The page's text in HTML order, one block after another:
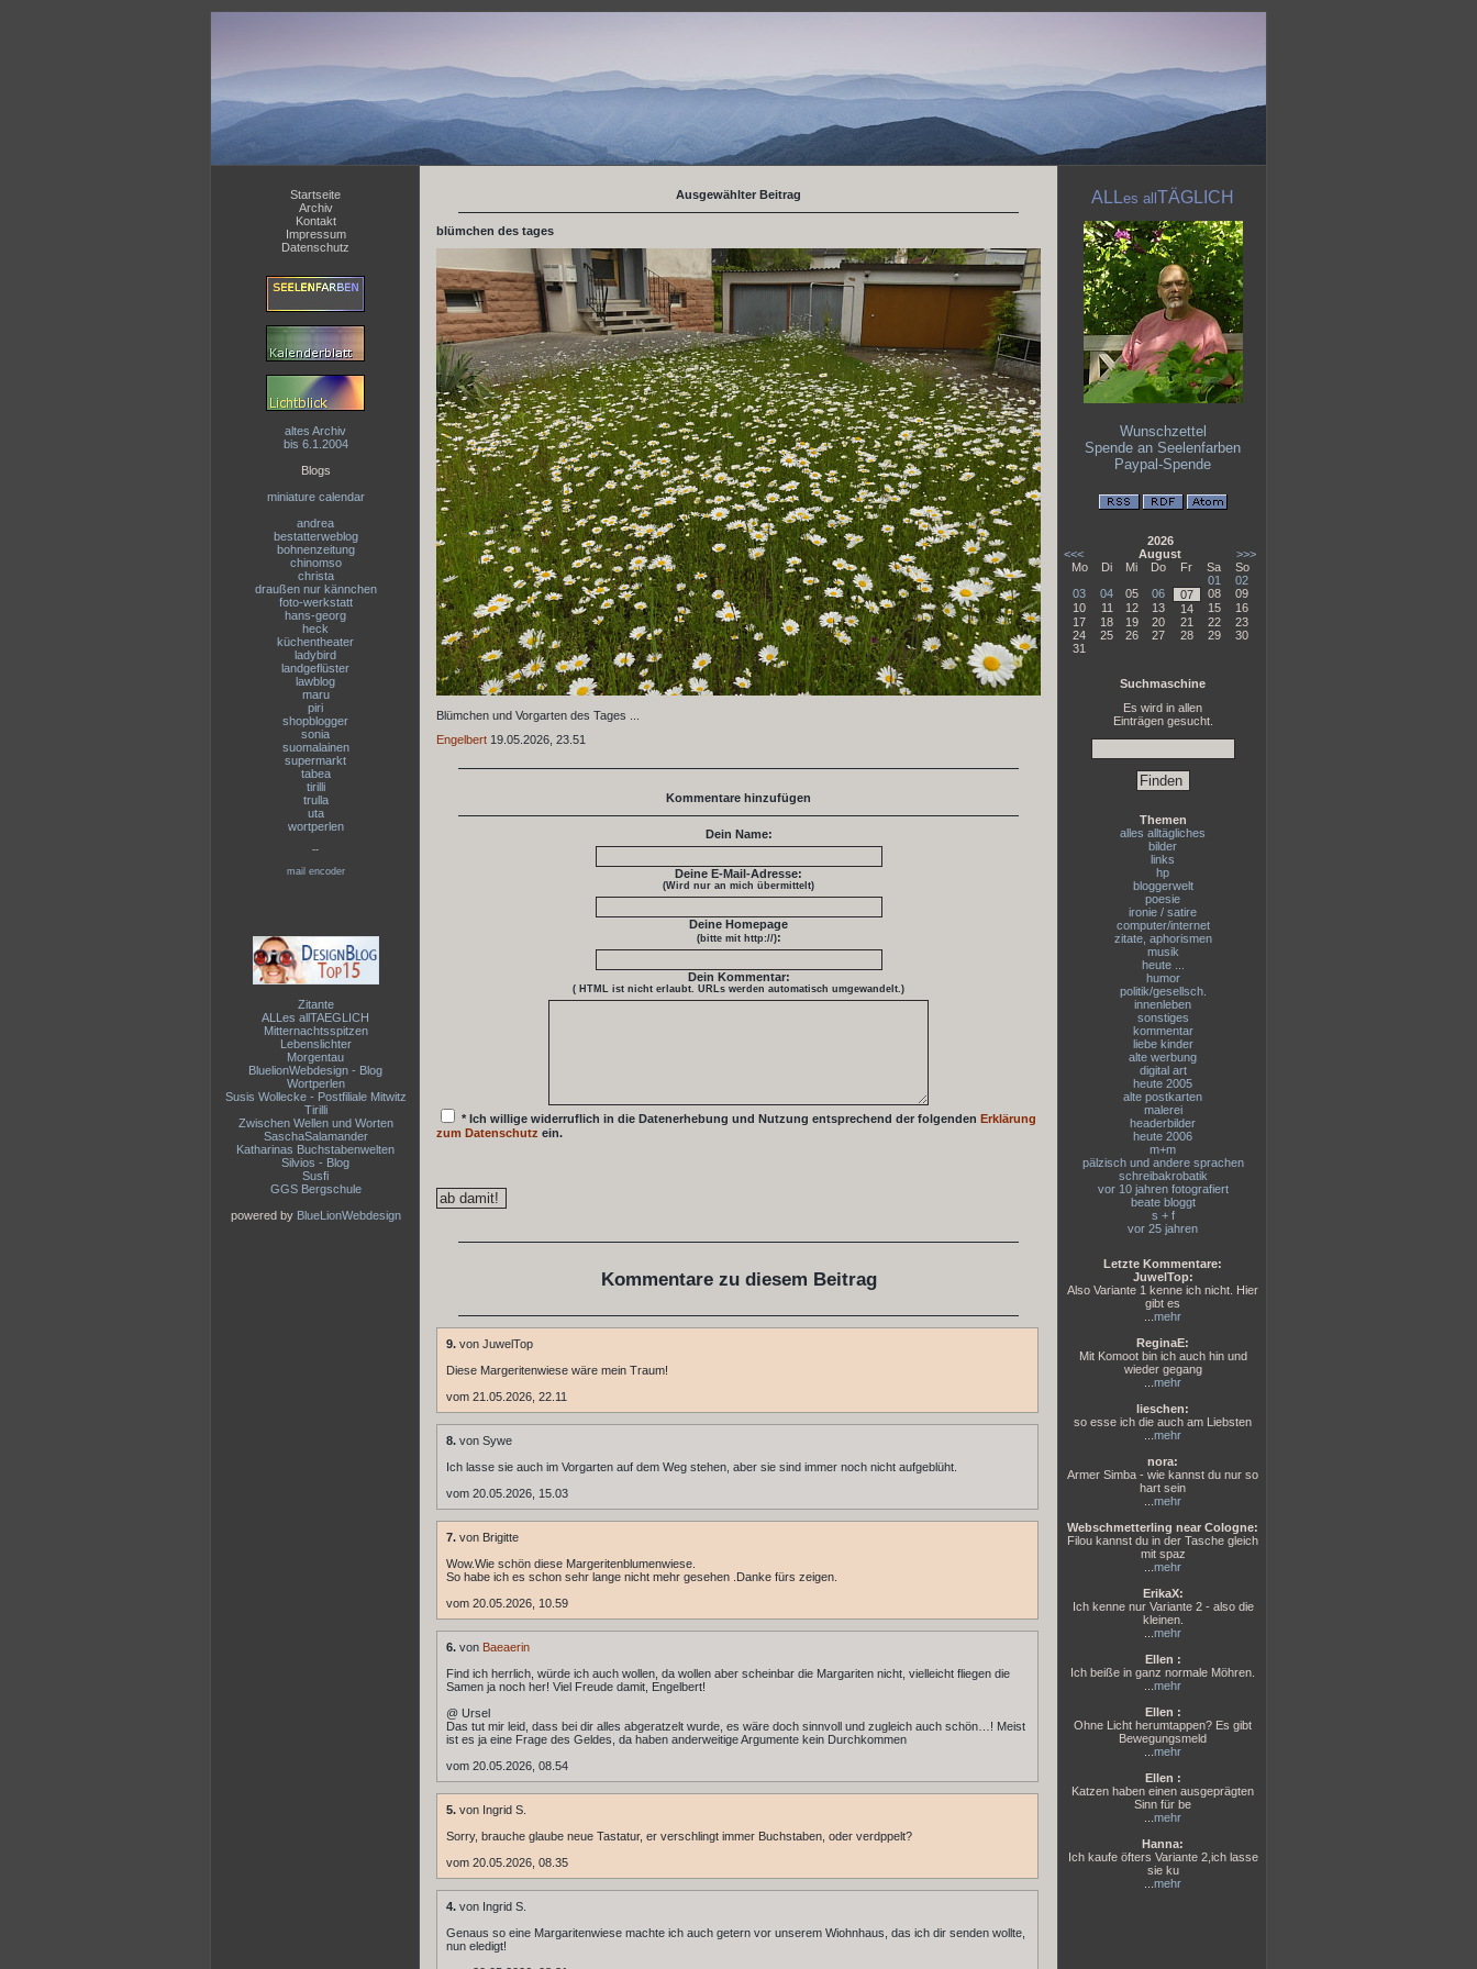
Startseite
Archiv
Kontakt
Impressum
Datenschutz
altes Archiv
bis 6.1.2004
Blogs
miniature calendar
andrea
bestatterweblog
bohnenzeitung
chinomso
christa
draußen nur kännchen
foto-werkstatt
hans-georg
heck
küchentheater
ladybird
landgeflüster
lawblog
maru
piri
shopblogger
sonia
suomalainen
supermarkt
tabea
tirilli
trulla
uta
wortperlen
--
mail encoder
Zitante
ALLes allTAEGLICH
Mitternachtsspitzen
Lebenslichter
Morgentau
BluelionWebdesign - Blog
Wortperlen
Susis Wollecke - Postfiliale Mitwitz
Tirilli
Zwischen Wellen und Worten
SaschaSalamander
Katharinas Buchstabenwelten
Silvios - Blog
Susfi
GGS Bergschule
powered by BlueLionWebdesign
Ausgewählter Beitrag
blümchen des tages
Blümchen und Vorgarten des Tages ...
Engelbert 19.05.2026, 23.51
Kommentare hinzufügen
Dein Name:
Deine E-Mail-Adresse:
(Wird nur an mich übermittelt)
Deine Homepage
(bitte mit http://):
Dein Kommentar:
( HTML ist nicht erlaubt. URLs werden automatisch umgewandelt.)
* Ich willige widerruflich in die Datenerhebung und Nutzung entsprechend der folgenden Erklärung
zum Datenschutz ein.
Kommentare zu diesem Beitrag
9. von JuwelTop
Diese Margeritenwiese wäre mein Traum!
vom 21.05.2026, 22.11
8. von Sywe
Ich lasse sie auch im Vorgarten auf dem Weg stehen, aber sie sind immer noch nicht aufgeblüht.
vom 20.05.2026, 15.03
7. von Brigitte
Wow.Wie schön diese Margeritenblumenwiese.
So habe ich es schon sehr lange nicht mehr gesehen .Danke fürs zeigen.
vom 20.05.2026, 10.59
6. von Baeaerin
Find ich herrlich, würde ich auch wollen, da wollen aber scheinbar die Margariten nicht, vielleicht fliegen die
Samen ja noch her! Viel Freude damit, Engelbert!
@ Ursel
Das tut mir leid, dass bei dir alles abgeratzelt wurde, es wäre doch sinnvoll und zugleich auch schön…! Meist
ist es ja eine Frage des Geldes, da haben anderweitige Argumente kein Durchkommen
vom 20.05.2026, 08.54
5. von Ingrid S.
Sorry, brauche glaube neue Tastatur, er verschlingt immer Buchstaben, oder verdppelt?
vom 20.05.2026, 08.35
4. von Ingrid S.
Genaus so eine Margaritenwiese machte ich auch getern vor unserem Wiohnhaus, das ich dir senden wollte,
nun eledigt!
ALLes all TÄGLICH
Wunschzettel
Spende an Seelenfarben
Paypal-Spende
2026
<<<
August
>>>
Mo
Di Mi Do Fr Sa
So
01
02
03
04 05 06 07 08
09
10
11 12 13 14 15
16
17
18 19 20 21 22
23
24
25 26 27 28 29
30
31
Suchmaschine
Es wird in allen
Einträgen gesucht.
Themen
alles alltägliches
bilder
links
hp
bloggerwelt
poesie
ironie / satire
computer/internet
zitate, aphorismen
musik
heute ...
humor
politik/gesellsch.
innenleben
sonstiges
kommentar
liebe kinder
alte werbung
digital art
heute 2005
alte postkarten
malerei
headerbilder
heute 2006
m+m
pälzisch und andere sprachen
schreibakrobatik
vor 10 jahren fotografiert
beate bloggt
s + f
vor 25 jahren
Letzte Kommentare:
JuwelTop:
Also Variante 1 kenne ich nicht. Hier
gibt es
mehr
ReginaE:
Mit Komoot bin ich auch hin und
wieder gegang
mehr
lieschen:
so esse ich die auch am Liebsten
mehr
nora:
Armer Simba - wie kannst du nur so
hart sein
mehr
Webschmetterling near Cologne:
Filou kannst du in der Tasche gleich
mit spaz
mehr
ErikaX:
Ich kenne nur Variante 2 - also die
kleinen.
mehr
Ellen :
Ich beiße in ganz normale Möhren.
mehr
Ellen :
Ohne Licht herumtappen? Es gibt
Bewegungsmeld
mehr
Ellen :
Katzen haben einen ausgeprägten
Sinn für be
mehr
Hanna:
Ich kaufe öfters Variante 2,ich lasse
sie ku
mehr